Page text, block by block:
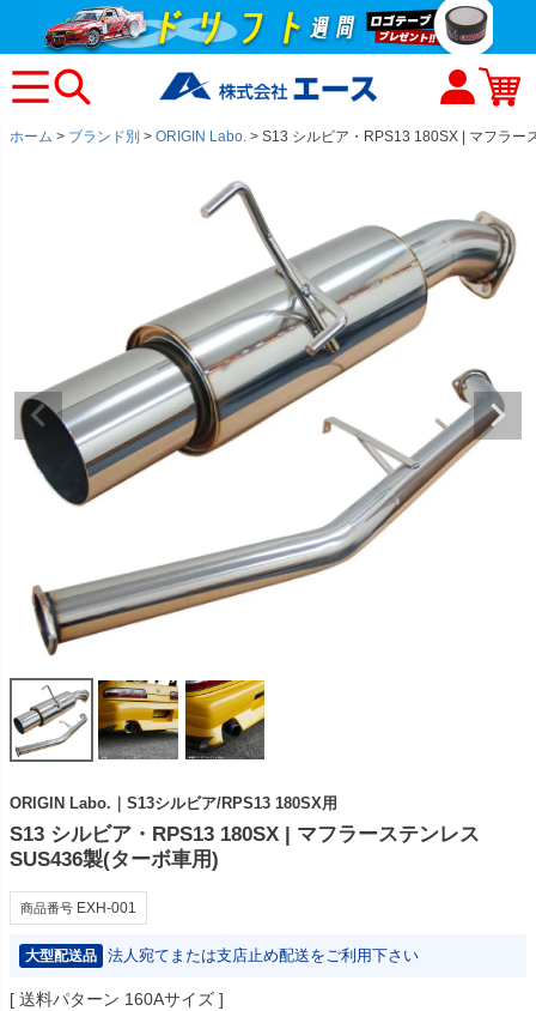
ホーム ブランド別 ORIGIN Labo. S13 シルビア・RPS13 180SX | マフラー
ORIGIN Labo.｜S13シルビア/RPS13 180SX用
S13 シルビア・RPS13 180SX | マフラーステンレス
SUS436製(ターボ車用)
商品番号 EXH-001
大型配送品 法人宛てまたは支店止め配送をご利用下さい
送料パターン 160Aサイズ